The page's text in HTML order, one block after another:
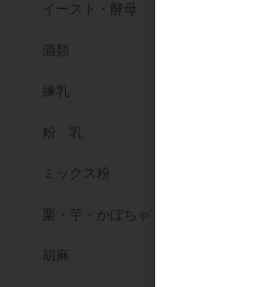
イースト・酵母
酒類
練乳
粉 乳
ミックス粉
栗・芋・かぼちゃ
胡麻